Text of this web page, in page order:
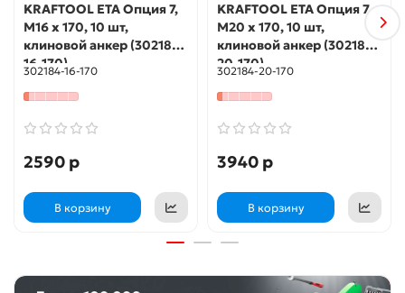
KRAFTOOL ETA Опция 7,
М16 х 170, 10 шт,
клиновой анкер (302184-
16-170)
302184-16-170
2590 р
В корзину
KRAFTOOL ETA Опция 7,
М20 х 170, 10 шт,
клиновой анкер (302184-
20-170)
302184-20-170
3940 р
В корзину